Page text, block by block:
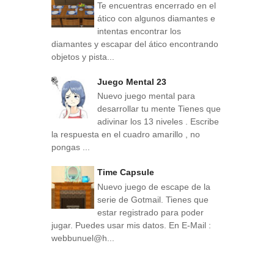
Te encuentras encerrado en el
ático con algunos diamantes e
intentas encontrar los
diamantes y escapar del ático encontrando
objetos y pista...
Juego Mental 23
Nuevo juego mental para
desarrollar tu mente Tienes que
adivinar los 13 niveles . Escribe
la respuesta en el cuadro amarillo , no
pongas ...
Time Capsule
Nuevo juego de escape de la
serie de Gotmail. Tienes que
estar registrado para poder
jugar. Puedes usar mis datos. En E-Mail :
webbunuel@h...